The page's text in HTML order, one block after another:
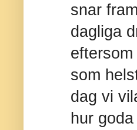
snar
dagliga
som
dag vi
hur